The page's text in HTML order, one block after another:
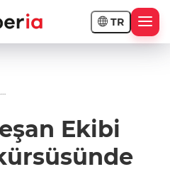
TR
Ekibi